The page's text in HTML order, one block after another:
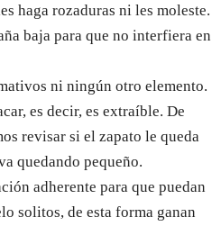
haga rozaduras ni les moleste.
baja para que no interfiera en
ni ningún otro elemento.
es decir, es extraíble. De
revisar si el zapato le queda
quedando pequeño.
adherente para que puedan
solitos, de esta forma ganan